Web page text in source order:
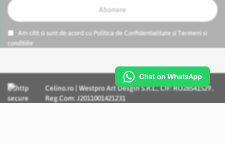
Abonare
Am citit si sunt de acord cu Politica de Confidentialitate si
Termeni si
conditiile
Celino.ro | Westpro Art Desgin S.R.L., CIF: RO28541529 ,
Reg.Com: J2011001421231